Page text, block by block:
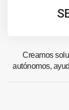
Creamos
autónomos,